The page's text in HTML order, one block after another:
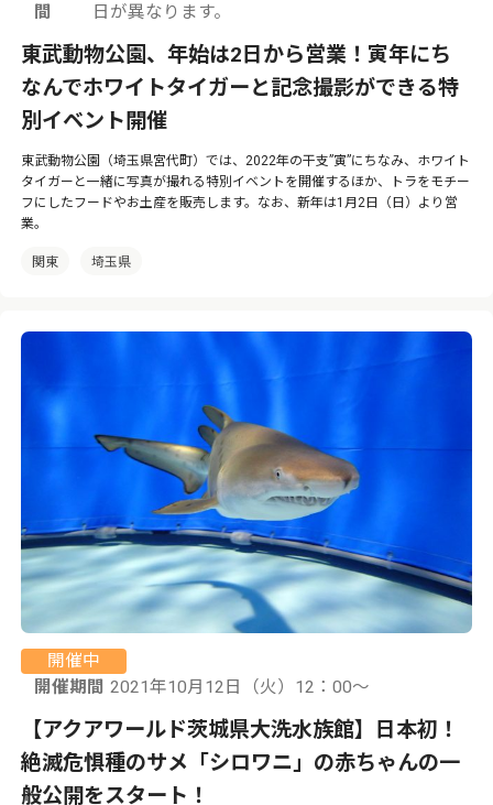
間
日が異なります。
東武動物公園、年始は2日から営業！寅年にち
なんでホワイトタイガーと記念撮影ができる特
別イベント開催
東武動物公園（埼玉県宮代町）では、2022年の干支”寅”にちなみ、ホワイト
タイガーと一緒に写真が撮れる特別イベントを開催するほか、トラをモチー
フにしたフードやお土産を販売します。なお、新年は1月2日（日）より営
業。
関東 埼玉県
開催中
開催期間 2021年10月12日（火）12：00〜
【アクアワールド茨城県大洗水族館】日本初！
絶滅危惧種のサメ「シロワニ」の赤ちゃんの一
般公開をスタート！